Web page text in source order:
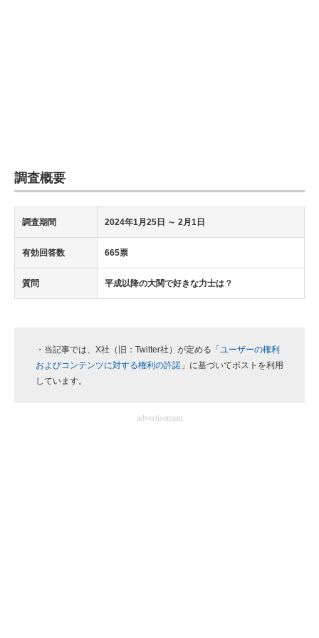
調査概要
調査期間 2024年1月25日 ～ 2月1日
有効回答数 665票
質問 平成以降の大関で好きな力士は？
・当記事では、X社（旧：Twitter社）が定める「 ユーザーの権利
およびコンテンツに対する権利の許諾 」に基づいてポストを利用
しています。
advertisement